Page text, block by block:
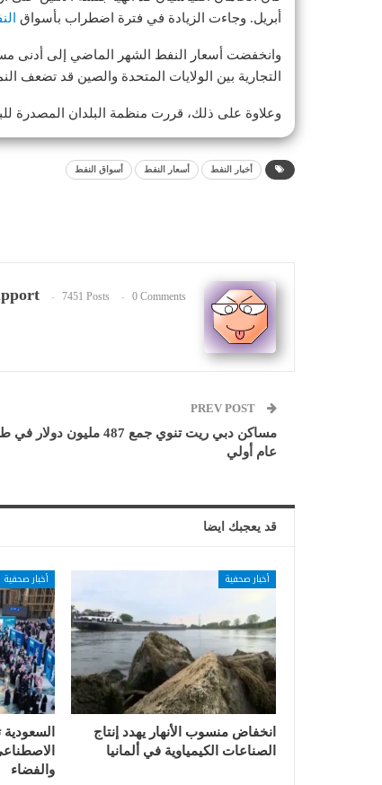
أبريل. وجاءت الزيادة في فترة اضطراب بأسواق
وانخفضت أسعار النفط الشهر الماضي إلى
التجارية بين الولايات المتحدة والصين قد تضعف
وعلاوة على ذلك، قررت منظمة البلدان المصدرة
أخبار النفط أسعار النفط أسواق النفط
7451 Posts 0 Comments
مساكن دبي ريت تنوي جمع 487 مليون
عام أولي
قد يعجبك ايضا
أخبار صحفية
انخفاض منسوب الأنهار يهدد إنتاج
الصناعات الكيمياوية في ألمانيا
أخبار صحفية
والفضاء